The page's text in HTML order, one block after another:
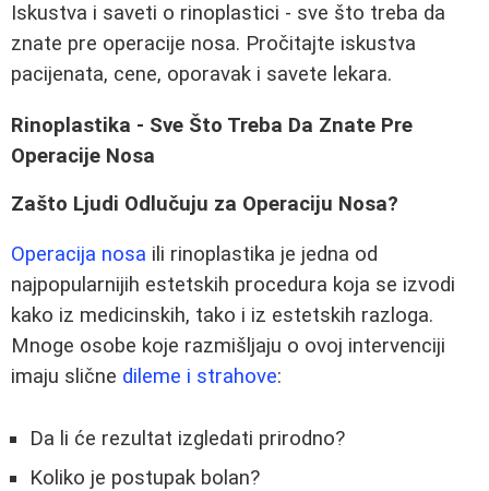
Iskustva i saveti o rinoplastici - sve što treba da
znate pre operacije nosa. Pročitajte iskustva
pacijenata, cene, oporavak i savete lekara.
Rinoplastika - Sve Što Treba Da Znate Pre
Operacije Nosa
Zašto Ljudi Odlučuju za Operaciju Nosa?
Operacija nosa ili rinoplastika je jedna od
najpopularnijih estetskih procedura koja se izvodi
kako iz medicinskih, tako i iz estetskih razloga.
Mnoge osobe koje razmišljaju o ovoj intervenciji
imaju slične dileme i strahove:
Da li će rezultat izgledati prirodno?
Koliko je postupak bolan?